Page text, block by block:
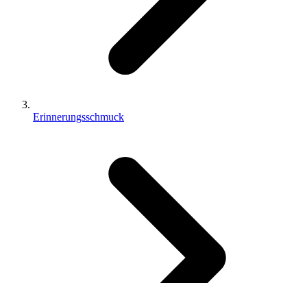
Erinnerungsschmuck